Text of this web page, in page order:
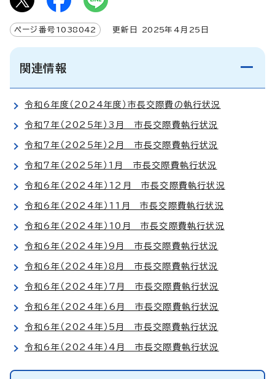
ページ番号 1038042 更新日 2025年4月 25 日
関連情報
令和6年度（2024年度）市長交際費の執行状況
令和7年（2025年）3月 市長交際費執行状況
令和7年（2025年）2月 市長交際費執行状況
令和7年（2025年）1月 市長交際費執行状況
令和6年（2024年）12月 市長交際費執行状況
令和6年（2024年）11月 市長交際費執行状況
令和6年（2024年）10月 市長交際費執行状況
令和6年（2024年）9月 市長交際費執行状況
令和6年（2024年）8月 市長交際費執行状況
令和6年（2024年）7月 市長交際費執行状況
令和6年（2024年）6月 市長交際費執行状況
令和6年（2024年）5月 市長交際費執行状況
令和6年（2024年）4月 市長交際費執行状況